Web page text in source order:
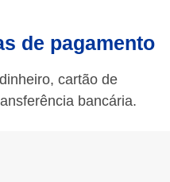
de pagamento
cartão de
bancária.